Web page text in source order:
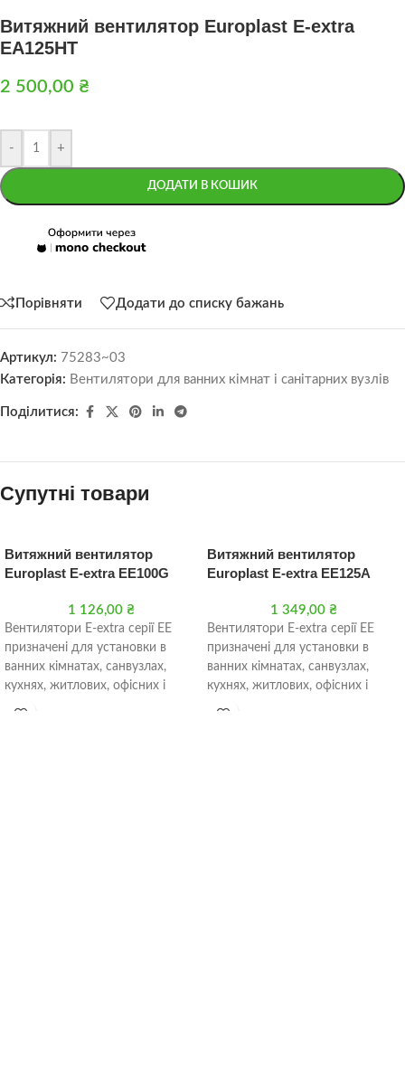
Витяжний вентилятор Europlast E-extra
EA125HT
2 500,00 ₴
- +
ДОДАТИ В КОШИК
Порівняти Додати до списку бажань
Артикул: 75283~03
Категорія: Вентилятори для ванних кімнат і санітарних вузлів
Поділитися:
Супутні товари
Витяжний вентилятор
Europlast E-extra EE100G
1 126,00 ₴
Вентилятори Е-extra серії EE
призначені для установки в
ванних кімнатах, санвузлах,
кухнях, житлових, офісних і
Витяжний вентилятор
Europlast Е-extra EE125A
1 349,00 ₴
Вентилятори Е-extra серії EE
призначені для установки в
ванних кімнатах, санвузлах,
кухнях, житлових, офісних і